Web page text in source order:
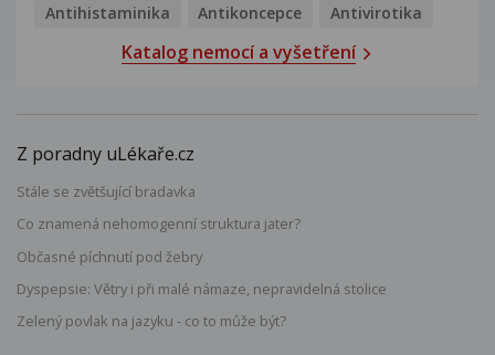
Antihistaminika
Antikoncepce Antivirotika
Katalog nemocí a vyšetření
Z poradny uLékaře.cz
Stále se zvětšující bradavka
Co znamená nehomogenní struktura jater?
Občasné píchnutí pod žebry
Dyspepsie: Větry i při malé námaze, nepravidelná stolice
Zelený povlak na jazyku - co to může být?